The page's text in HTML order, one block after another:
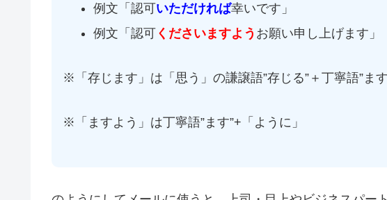
例文「認可いただければ幸いです」
例文「認可くださいますよう お願い申し上げます」
※「存じます」は「思う」の謙譲語”存じる”＋丁寧語”ま
※「ますよう」は丁寧語”ます”+「ように」